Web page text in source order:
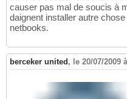
causer pas mal de soucis à
daignent installer autre
netbooks.
berceker united , le 20/07/2009